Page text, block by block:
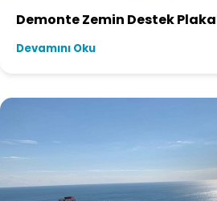
Demonte Zemin Destek
Devamını Oku